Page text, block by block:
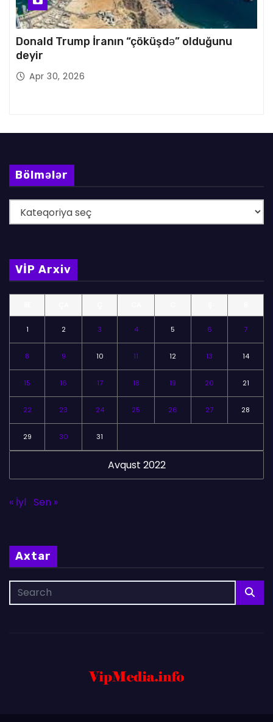
Donald Trump İranın “çöküşdə” olduğunu
deyir
Apr 30, 2026
Bölmələr
ö
m
l
VİP Arxiv
Avqust 2022
1 2 3 4 5 6 7
8 9 10 11 12 13 14
15 16 17 18 19 20 21
22 23 24 25 26 27 28
29 30 31
« İyl Sen »
Axtar